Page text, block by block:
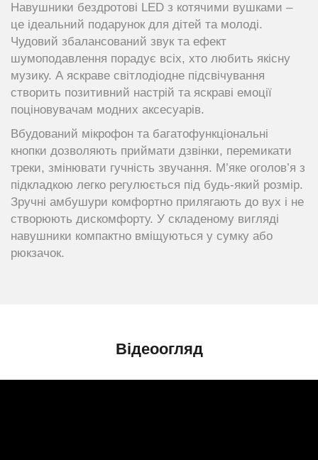
Навушники бездротові LED з котячими вушками –
це ідеальний подарунок для дітей та молоді.
Чудовий збалансований звук та ефект
шумоподавлення порадує всіх, хто любить якісну
музику. А яскраве світлодіодне підсвічування
створить позитивний настрій та яскраві емоції
поціновувачам модних аксесуарів.
Вбудований мікрофон та багатофункціональні
кнопки дозволяють приймати дзвінки, перемикати
треки, змінювати гучність звучання. М’яке оголов’я з
підкладкою легко регулюється під будь-який розмір.
Зручні амбушури комфортно прилягають до вух і не
створюють дискомфорту. У складеному вигляді
навушники компактно вміщуються у сумку або
рюкзачок.
Відеоогляд